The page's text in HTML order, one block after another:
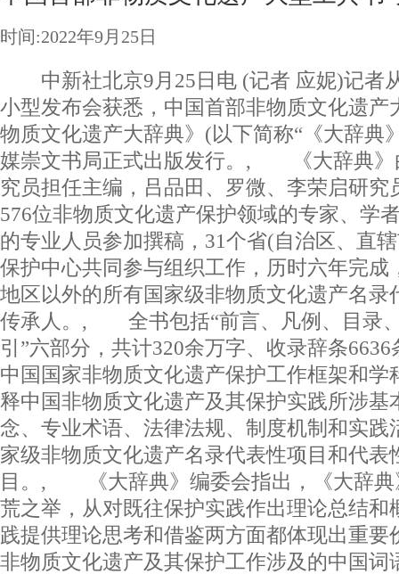
时间:2022年9月25日
中新社北京9月25日电 (记者 应妮)记者
小型发布会获悉，中国首部非物质文化遗产
物质文化遗产大辞典》(以下简称“《大辞典
媒崇文书局正式出版发行。, 《大辞典》
究员担任主编，吕品田、罗微、李荣启研究
576位非物质文化遗产保护领域的专家、学
的专业人员参加撰稿，31个省(自治区、直
保护中心共同参与组织工作，历时六年完成
地区以外的所有国家级非物质文化遗产名录
传承人。, 全书包括“前言、凡例、目录
引”六部分，共计320余万字、收录辞条
中国国家非物质文化遗产保护工作框架和学
释中国非物质文化遗产及其保护实践所涉基
念、专业术语、法律法规、制度机制和实践
家级非物质文化遗产名录代表性项目和代表
目。, 《大辞典》编委会指出，《大辞典
荒之举，从对既往保护实践作出理论总结和
践提供理论思考和借鉴两方面都体现出重要
非物质文化遗产及其保护工作涉及的中国词